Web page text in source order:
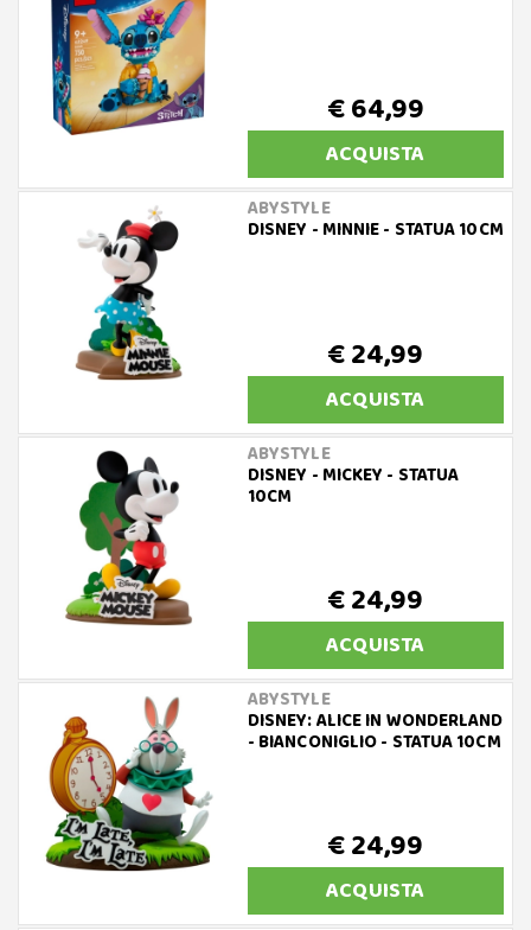
€ 64,99
ACQUISTA
ABYSTYLE
DISNEY - MINNIE - STATUA 10CM
€ 24,99
ACQUISTA
ABYSTYLE
DISNEY - MICKEY - STATUA
10CM
€ 24,99
ACQUISTA
ABYSTYLE
DISNEY: ALICE IN WONDERLAND
- BIANCONIGLIO - STATUA 10CM
€ 24,99
ACQUISTA